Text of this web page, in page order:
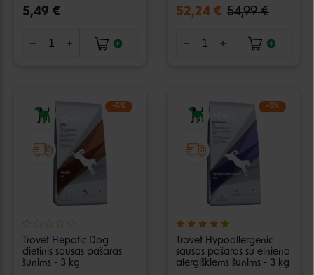
5,49 € 52,24 € 54,99 €
−5%
Trovet Hepatic Dog
dietinis sausas pašaras
šunims - 3 kg
−5%
Trovet Hypoallergenic
sausas pašaras su elniena
alergiškiems šunims - 3 kg